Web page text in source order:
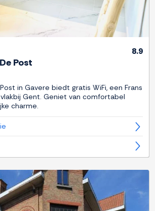
8.9
Post
in Gavere biedt gratis WiFi, een Frans
Gent. Geniet van comfortabel
charme.